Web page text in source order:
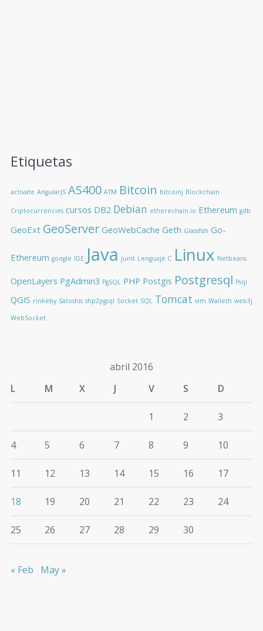
Etiquetas
activate AngularJS AS400 ATM Bitcoin bitcoinj Blockchain
Criptocurrencies cursos DB2 Debian etherechain.io Ethereum gdb
GeoExt GeoServer GeoWebCache Geth Glassfish Go-
Ethereum google IDE Java junit Lenguaje C Linux Netbeans
OpenLayers PgAdmin3 PgSQL PHP Postgis Postgresql Psql
QGIS rinkeby Satoshis shp2pgsql Socket SQL Tomcat vim Walleth web3j
WebSocket
abril 2016
L
M X J V S D
1 2 3
4 5 6 7 8 9 10
11 12 13 14 15 16 17
18 19 20 21 22 23 24
25 26 27 28 29 30
« Feb May »